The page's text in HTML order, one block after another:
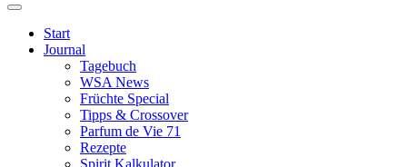
Start
Journal
Tagebuch
WSA News
Früchte Special
Tipps & Crossover
Parfum de Vie 71
Rezepte
Spirit Kalkulator